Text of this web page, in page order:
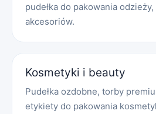
pudełka do pakowania
akcesoriów.
Kosmetyki i beauty
Pudełka ozdobne, torby
etykiety do pakowania